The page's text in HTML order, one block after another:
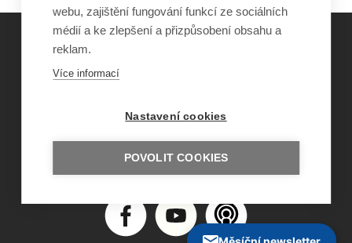
©Obecně prospěšná společnost Sirius
ISSN 1805-8876
nazory@sancedetem.cz
Odběr novinek e-mailem
webu, zajištění fungování funkcí ze sociálních
médií a ke zlepšení a přizpůsobení obsahu a
reklam.
Více informací
Nastavení cookies
POVOLIT COOKIES